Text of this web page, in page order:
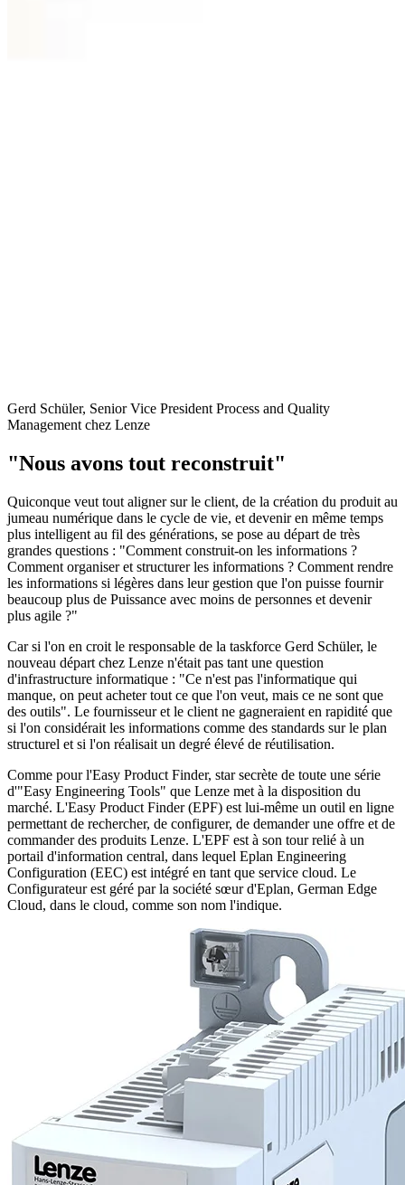
Gerd Schüler, Senior Vice President Process and Quality
Management chez Lenze
"Nous avons tout reconstruit"
Quiconque veut tout aligner sur le client, de la création du produit au
jumeau numérique dans le cycle de vie, et devenir en même temps
plus intelligent au fil des générations, se pose au départ de très
grandes questions : "Comment construit-on les informations ?
Comment organiser et structurer les informations ? Comment rendre
les informations si légères dans leur gestion que l'on puisse fournir
beaucoup plus de Puissance avec moins de personnes et devenir
plus agile ?"
Car si l'on en croit le responsable de la taskforce Gerd Schüler, le
nouveau départ chez Lenze n'était pas tant une question
d'infrastructure informatique : "Ce n'est pas l'informatique qui
manque, on peut acheter tout ce que l'on veut, mais ce ne sont que
des outils". Le fournisseur et le client ne gagneraient en rapidité que
si l'on considérait les informations comme des standards sur le plan
structurel et si l'on réalisait un degré élevé de réutilisation.
Comme pour l'Easy Product Finder, star secrète de toute une série
d'"Easy Engineering Tools" que Lenze met à la disposition du
marché. L'Easy Product Finder (EPF) est lui-même un outil en ligne
permettant de rechercher, de configurer, de demander une offre et de
commander des produits Lenze. L'EPF est à son tour relié à un
portail d'information central, dans lequel Eplan Engineering
Configuration (EEC) est intégré en tant que service cloud. Le
Configurateur est géré par la société sœur d'Eplan, German Edge
Cloud, dans le cloud, comme son nom l'indique.